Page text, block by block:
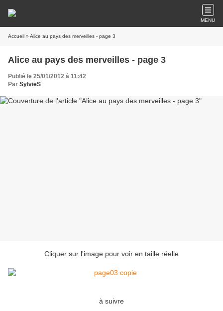
MENU
Accueil » Alice au pays des merveilles - page 3
Alice au pays des merveilles - page 3
Publié le 25/01/2012 à 11:42
Par SylvieS
Cliquer sur l'image pour voir en taille réelle
à suivre